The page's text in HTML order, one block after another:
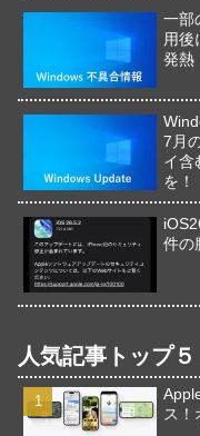
一部
用後
発熱
7月
イ含
を！
件の
人気記事トップ５
ス！